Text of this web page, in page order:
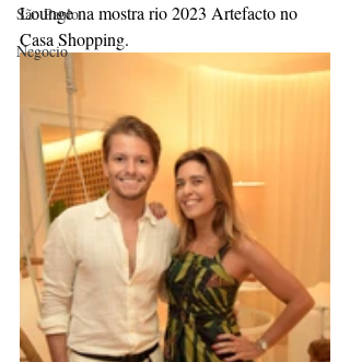
São Paulo
Negocio
Lounge na mostra rio 2023 Artefacto no
Casa Shopping.